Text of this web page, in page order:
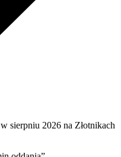
sierpniu 2026 na Złotnikach